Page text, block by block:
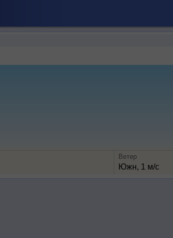
Ветер
Южн, 1 м/с